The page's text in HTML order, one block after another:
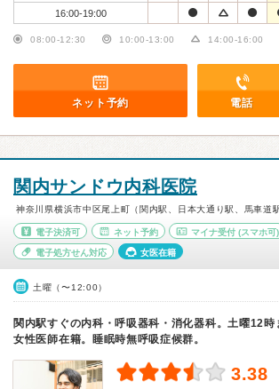
16:00-19:00
08:00-12:30 10:00-13:00 14:00-16:00
ネット予約 電話
関内サンドウ内科医院
神奈川県横浜市中区尾上町（関内駅、日本大通り駅、馬車道駅
電子決済可 ネット予約 マイナ受付 (スマホ可)
電子処方せん対応 女医在籍
土曜（〜12:00）
関内駅すぐの内科・呼吸器科・消化器科。土曜12時
女性医師在籍。睡眠時無呼吸症候群。
3.38